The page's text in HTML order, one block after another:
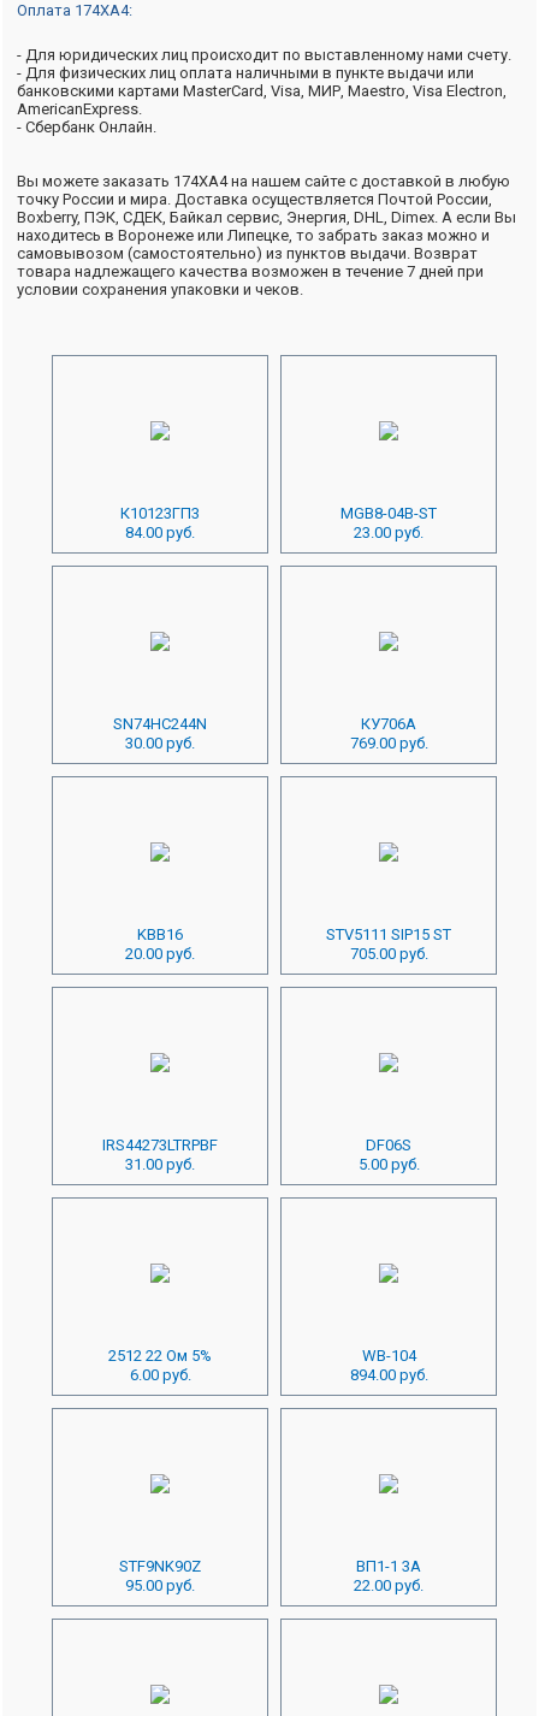
Оплата 174ХА4:
- Для юридических лиц происходит по выставленному нами счету.
- Для физических лиц оплата наличными в пункте выдачи или
банковскими картами MasterCard, Visa, МИР, Maestro, Visa Electron,
AmericanExpress.
- Сбербанк Онлайн.
Вы можете заказать 174ХА4 на нашем сайте с доставкой в любую
точку России и мира. Доставка осуществляется Почтой России,
Boxberry, ПЭК, СДЕК, Байкал сервис, Энергия, DHL, Dimex. А если Вы
находитесь в Воронеже или Липецке, то забрать заказ можно и
самовывозом (самостоятельно) из пунктов выдачи. Возврат
товара надлежащего качества возможен в течение 7 дней при
условии сохранения упаковки и чеков.
К10123ГП3
84.00 руб.
MGB8-04B-ST
23.00 руб.
SN74HC244N
30.00 руб.
КУ706А
769.00 руб.
KBB16
20.00 руб.
STV5111 SIP15 ST
705.00 руб.
IRS44273LTRPBF
31.00 руб.
DF06S
5.00 руб.
2512 22 Ом 5%
6.00 руб.
WB-104
894.00 руб.
STF9NK90Z
95.00 руб.
ВП1-1 3А
22.00 руб.